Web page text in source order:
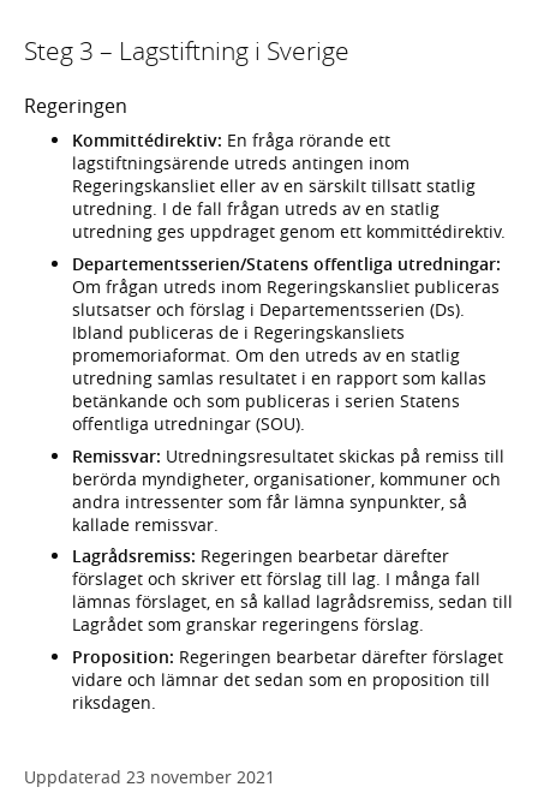
Steg 3 – Lagstiftning i Sverige
Regeringen
Kommittédirektiv: En fråga rörande ett
lagstiftningsärende utreds antingen inom
Regeringskansliet eller av en särskilt tillsatt statlig
utredning. I de fall frågan utreds av en statlig
utredning ges uppdraget genom ett kommittédirektiv.
Departementsserien/Statens offentliga utredningar:
Om frågan utreds inom Regeringskansliet publiceras
slutsatser och förslag i Departementsserien (Ds).
Ibland publiceras de i Regeringskansliets
promemoriaformat. Om den utreds av en statlig
utredning samlas resultatet i en rapport som kallas
betänkande och som publiceras i serien Statens
offentliga utredningar (SOU).
Remissvar: Utredningsresultatet skickas på remiss till
berörda myndigheter, organisationer, kommuner och
andra intressenter som får lämna synpunkter, så
kallade remissvar.
Lagrådsremiss: Regeringen bearbetar därefter
förslaget och skriver ett förslag till lag. I många fall
lämnas förslaget, en så kallad lagrådsremiss, sedan till
Lagrådet som granskar regeringens förslag.
Proposition: Regeringen bearbetar därefter förslaget
vidare och lämnar det sedan som en proposition till
riksdagen.
Uppdaterad 23 november 2021